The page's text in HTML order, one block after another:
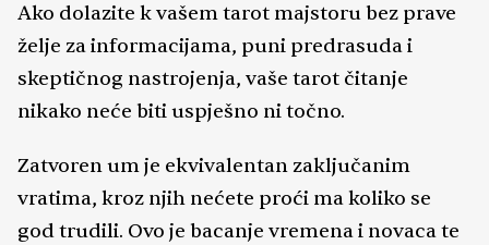
Ako dolazite k vašem tarot majstoru bez prave
želje za informacijama, puni predrasuda i
skeptičnog nastrojenja, vaše tarot čitanje
nikako neće biti uspješno ni točno.
Zatvoren um je ekvivalentan zaključanim
vratima, kroz njih nećete proći ma koliko se
god trudili. Ovo je bacanje vremena i novaca te